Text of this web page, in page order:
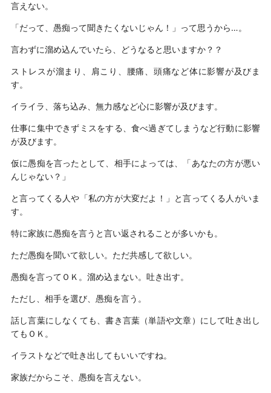
言えない。
「だって、愚痴って聞きたくないじゃん！」って思うから…。
言わずに溜め込んでいたら、どうなると思いますか？？
ストレスが溜まり、肩こり、腰痛、頭痛など体に影響が及びま
す。
イライラ、落ち込み、無力感など心に影響が及びます。
仕事に集中できずミスをする、食べ過ぎてしまうなど行動に影響
が及びます。
仮に愚痴を言ったとして、相手によっては、「あなたの方が悪い
んじゃない？」
と言ってくる人や「私の方が大変だよ！」と言ってくる人がいま
す。
特に家族に愚痴を言うと言い返されることが多いかも。
ただ愚痴を聞いて欲しい。ただ共感して欲しい。
愚痴を言ってＯＫ。溜め込まない。吐き出す。
ただし、相手を選び、愚痴を言う。
話し言葉にしなくても、書き言葉（単語や文章）にして吐き出し
てもＯＫ。
イラストなどで吐き出してもいいですね。
家族だからこそ、愚痴を言えない。